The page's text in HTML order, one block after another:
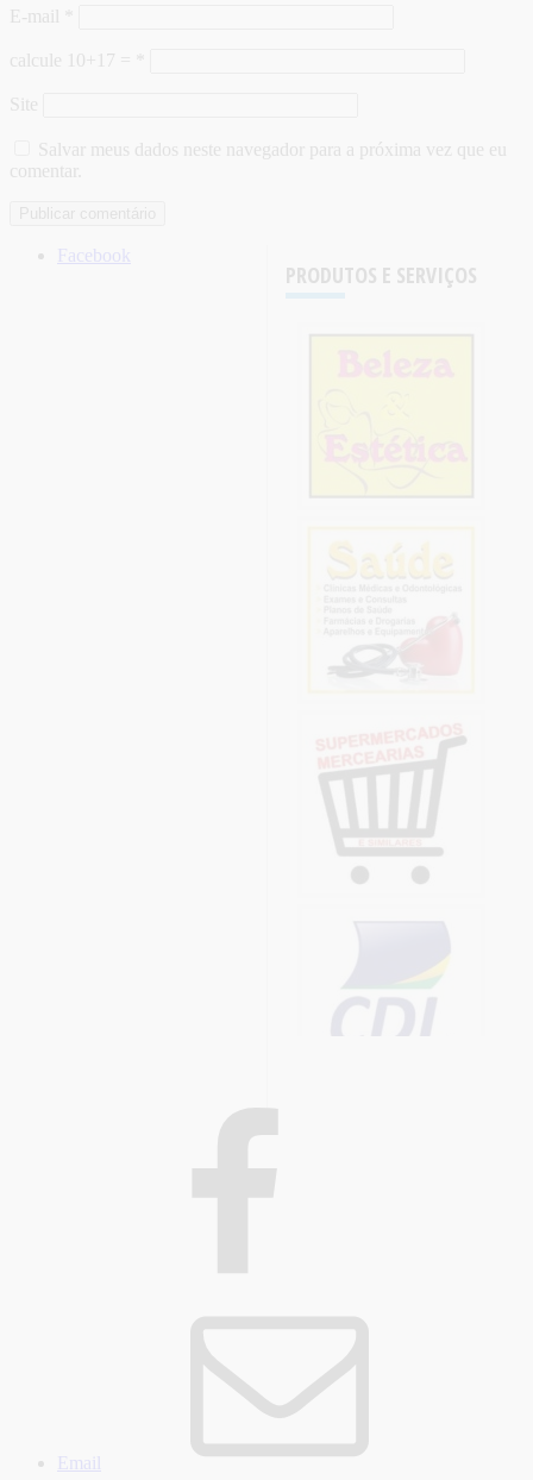
E-mail
calcule 10+17 =
Site
Salvar meus dados neste navegador para a próxima vez que eu
comentar.
PRODUTOS E SERVIÇOS
Facebook
Email